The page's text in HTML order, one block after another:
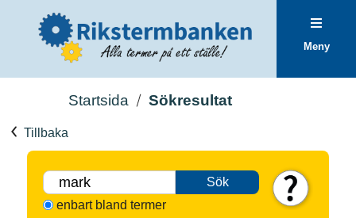
Meny
Startsida Sökresultat
Tillbaka
Sök
enbart bland termer